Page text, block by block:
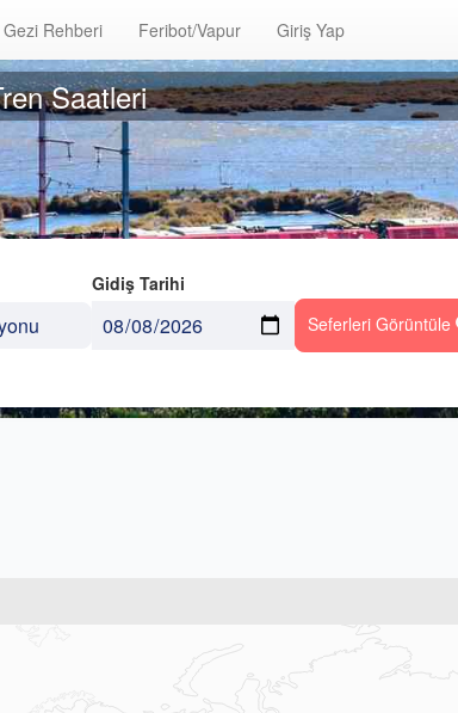
Gezi Rehberi Feribot/Vapur Giriş Yap
Saatleri
Gidiş Tarihi
Seferleri Görüntüle